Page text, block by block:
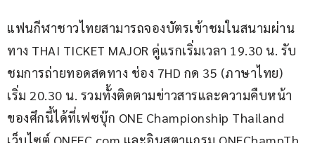
แฟนกีฬาชาวไทยสามารถจองบัตรเข้าชมในสนามผ่าน
ทาง THAI TICKET MAJOR คู่แรกเริ่มเวลา 19.30 น. รับ
ชมการถ่ายทอดสดทาง ช่อง 7HD กด 35 (ภาษาไทย)
เริ่ม 20.30 น. รวมทั้งติดตามข่าวสารและความคืบหน้า
ของศึกนี้ได้ที่เฟซบุ๊ก ONE Championship Thailand